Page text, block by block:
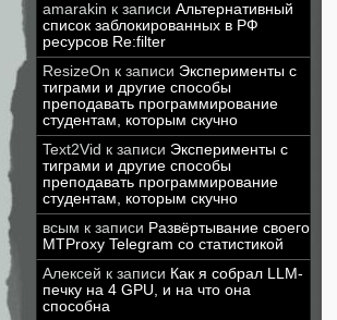
amarakin к записи Альтернативный
список заблокированных в РФ
ресурсов Re:filter
ResizeOn к записи Эксперименты с
тиграми и другие способы
преподавать программирование
студентам, которым скучно
Text2Vid к записи Эксперименты с
тиграми и другие способы
преподавать программирование
студентам, которым скучно
всым к записи Развёртывание своего
MTProxy Telegram со статистикой
Алексей к записи Как я собрал LLM-
печку на 4 GPU, и на что она
способна